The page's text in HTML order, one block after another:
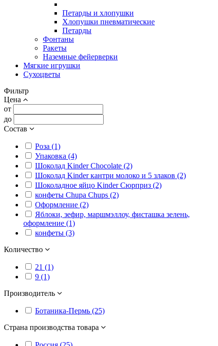
Петарды и хлопушки
Хлопушки пневматические
Петарды
Фонтаны
Ракеты
Наземные фейерверки
Мягкие игрушки
Сухоцветы
Фильтр
Цена
от
до
Состав
Роза (1)
Упаковка (4)
Шоколад Kinder Chocolate (2)
Шоколад Kinder кантри молоко и 5 злаков (2)
Шоколадное яйцо Kinder Cюрприз (2)
конфеты Chupa Chups (2)
Оформление (2)
Яблоки, зефир, маршмэллоу, фисташка зелень,
оформление (1)
конфеты (3)
Количество
21 (1)
9 (1)
Производитель
Ботаника-Пермь (25)
Страна производства товара